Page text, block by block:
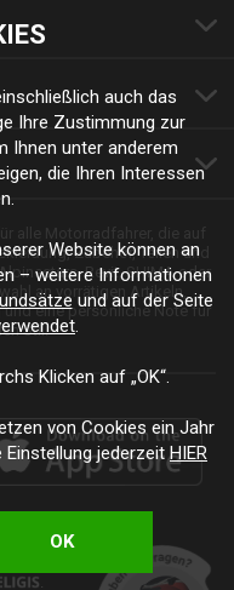
Zubehör, Teilen und
Revit, SHIMA oder
an vorrätigen Artikeln,
eine persönliche Note für
Stil.
vorbehalten.
auch das
Ihre Zustimmung zur
Ihnen unter anderem
die Ihren Interessen
Website können an
– weitere Informationen
und auf der Seite
.
Klicken auf „OK“.
von Cookies ein Jahr
Einstellung jederzeitHIER
OK